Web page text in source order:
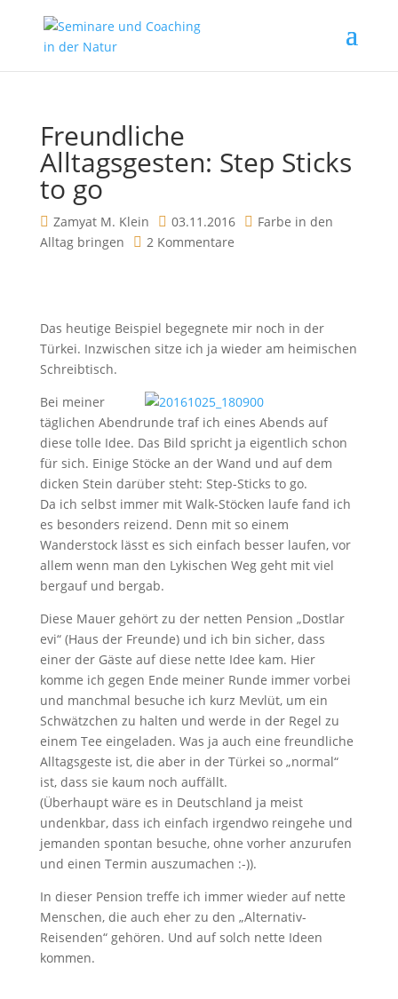
Freundliche
Alltagsgesten: Step Sticks
to go
Zamyat M. Klein 03.11.2016
Farbe in den
Alltag bringen
2 Kommentare
Das heutige Beispiel begegnete mir noch in der
Türkei. Inzwischen sitze ich ja wieder am heimischen
Schreibtisch.
Bei meiner
täglichen Abendrunde traf ich eines Abends auf
diese tolle Idee. Das Bild spricht ja eigentlich schon
für sich. Einige Stöcke an der Wand und auf dem
dicken Stein darüber steht: Step-Sticks to go.
Da ich selbst immer mit Walk-Stöcken laufe fand ich
es besonders reizend. Denn mit so einem
Wanderstock lässt es sich einfach besser laufen, vor
allem wenn man den Lykischen Weg geht mit viel
bergauf und bergab.
Diese Mauer gehört zu der netten Pension „Dostlar
evi“ (Haus der Freunde) und ich bin sicher, dass
einer der Gäste auf diese nette Idee kam. Hier
komme ich gegen Ende meiner Runde immer vorbei
und manchmal besuche ich kurz Mevlüt, um ein
Schwätzchen zu halten und werde in der Regel zu
einem Tee eingeladen. Was ja auch eine freundliche
Alltagsgeste ist, die aber in der Türkei so „normal“
ist, dass sie kaum noch auffällt.
(Überhaupt wäre es in Deutschland ja meist
undenkbar, dass ich einfach irgendwo reingehe und
jemanden spontan besuche, ohne vorher anzurufen
und einen Termin auszumachen :-)).
In dieser Pension treffe ich immer wieder auf nette
Menschen, die auch eher zu den „Alternativ-
Reisenden“ gehören. Und auf solch nette Ideen
kommen.